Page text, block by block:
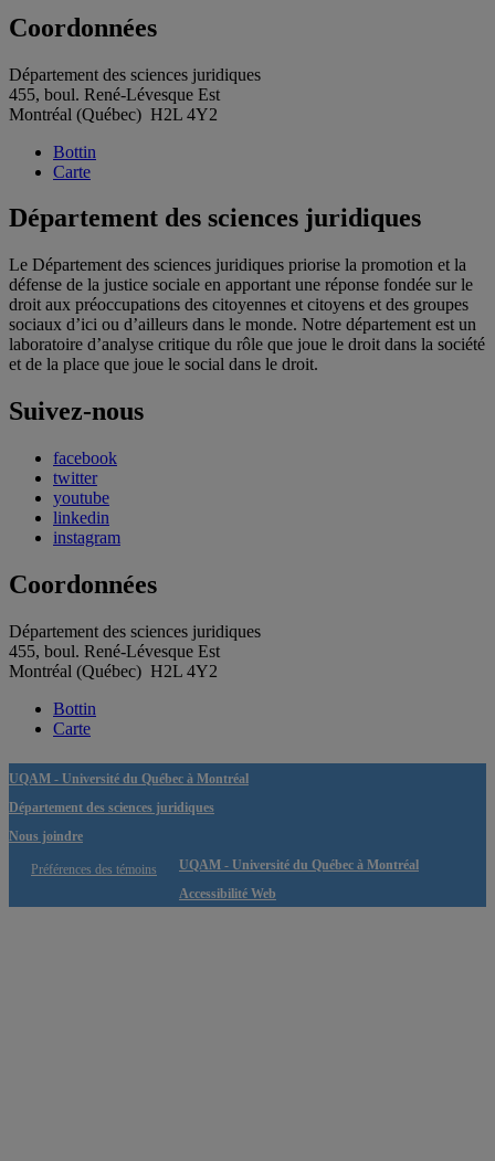
Coordonnées
Département des sciences juridiques
455, boul. René-Lévesque Est
Montréal (Québec) H2L 4Y2
Bottin
Carte
Département des sciences juridiques
Le Département des sciences juridiques priorise la promotion et la
défense de la justice sociale en apportant une réponse fondée sur le
droit aux préoccupations des citoyennes et citoyens et des groupes
sociaux d’ici ou d’ailleurs dans le monde. Notre département est un
laboratoire d’analyse critique du rôle que joue le droit dans la société
et de la place que joue le social dans le droit.
Suivez-nous
facebook
twitter
youtube
linkedin
instagram
Coordonnées
Département des sciences juridiques
455, boul. René-Lévesque Est
Montréal (Québec) H2L 4Y2
Bottin
Carte
UQAM - Université du Québec à Montréal
Département des sciences juridiques
Nous joindre
Préférences des témoins
UQAM - Université du Québec à Montréal
Accessibilité Web